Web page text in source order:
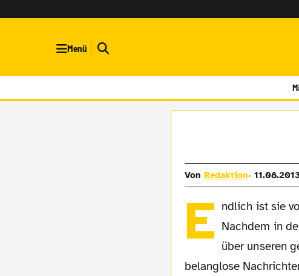
Menü
Von Redaktion
E ndlich ist sie
Nachdem in
über unseren
belanglose